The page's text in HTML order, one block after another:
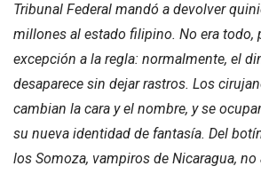
Tribunal Federal mandó a devolver
millones al estado filipino. No era todo,
excepción a la regla: normalmente, el
desaparece sin dejar rastros. Los
cambian la cara y el nombre, y se
su nueva identidad de fantasía. Del
los Somoza, vampiros de Nicaragua, no